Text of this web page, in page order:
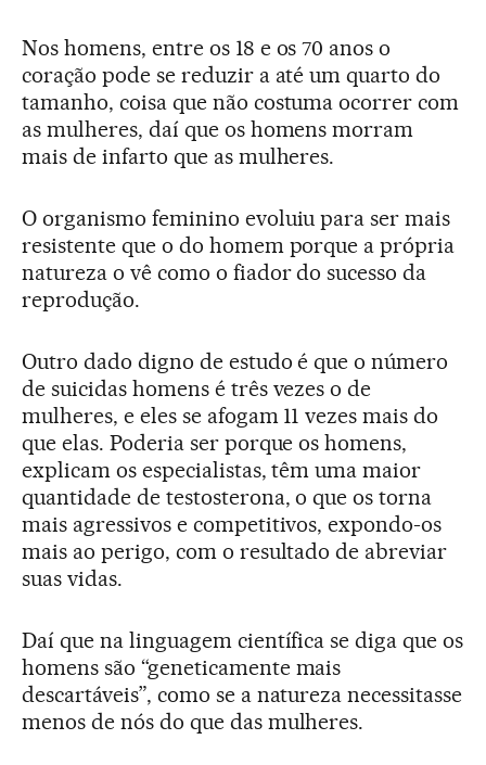
Nos homens, entre os 18 e os 70 anos o
coração pode se reduzir a até um quarto do
tamanho, coisa que não costuma ocorrer com
as mulheres, daí que os homens morram
mais de infarto que as mulheres.
O organismo feminino evoluiu para ser mais
resistente que o do homem porque a própria
natureza o vê como o fiador do sucesso da
reprodução.
Outro dado digno de estudo é que o número
de suicidas homens é três vezes o de
mulheres, e eles se afogam 11 vezes mais do
que elas. Poderia ser porque os homens,
explicam os especialistas, têm uma maior
quantidade de testosterona, o que os torna
mais agressivos e competitivos, expondo-os
mais ao perigo, com o resultado de abreviar
suas vidas.
Daí que na linguagem científica se diga que os
homens são “geneticamente mais
descartáveis”, como se a natureza necessitasse
menos de nós do que das mulheres.